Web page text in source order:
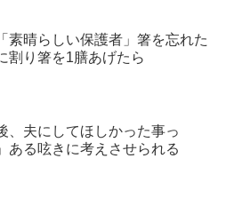
素晴らしい保護者」箸を忘れた
割り箸を1膳あげたら
、夫にしてほしかった事っ
ある呟きに考えさせられる